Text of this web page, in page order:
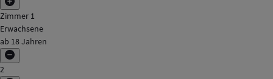
Zimmer 1
Erwachsene
ab 18 Jahren
2